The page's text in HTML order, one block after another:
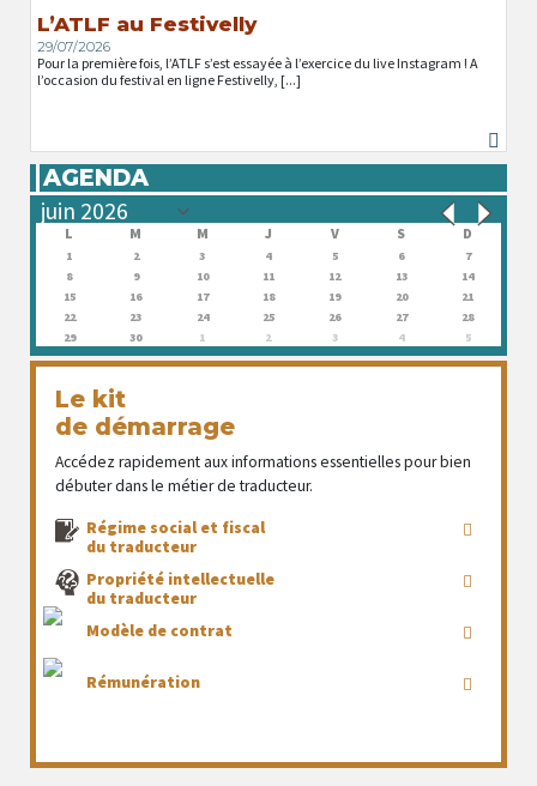
L’ATLF au Festivelly
29/07/2026
Pour la première fois, l’ATLF s’est essayée à l’exercice du live Instagram ! A
l’occasion du festival en ligne Festivelly, [...]
AGENDA
L M M J V S D
1 2 3 4 5 6
7
8
9 10 11 12 13
14
15
16 17 18 19 20
21
22
23 24 25 26 27
28
29
30 1 2 3 4 5
Le kit
de démarrage
Accédez rapidement aux informations essentielles pour bien
débuter dans le métier de traducteur.
Régime social et fiscal
du traducteur
Propriété intellectuelle
du traducteur
Modèle de contrat
Rémunération